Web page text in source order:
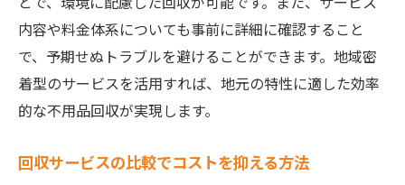
内容や料金体系についても事前に詳細に確認すること
で、予期せぬトラブルを避けることができます。地域密
着型のサービスを活用すれば、地元の特性に適した効率
的な不用品回収が実現します。
回収サービスの比較でコストを抑える方法